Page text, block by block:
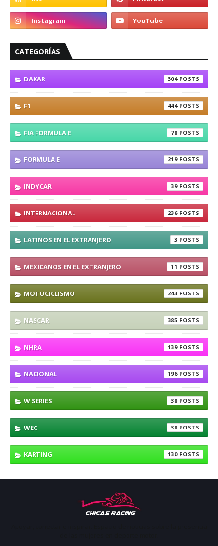
CATEGORÍAS
DAKAR 304
F1 444
FIA FORMULA E 78
FORMULA E 219
INDYCAR 39
INTERNACIONAL 236
LATINOS EN EL EXTRANJERO 3
MEXICANOS EN EL EXTRANJERO 11
MOTOCICLISMO 243
NASCAR 385
NHRA 139
NACIONAL 196
W SERIES 38
WEC 38
KARTING 130